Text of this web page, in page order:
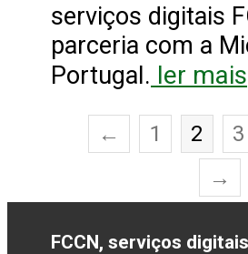
serviços digitais
parceria com a
Portugal. ler mais
← 1 2 3
→
FCCN, serviços